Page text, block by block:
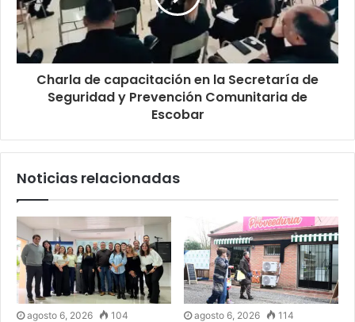
Charla de capacitación en la Secretaría de
Seguridad y Prevención Comunitaria de
Escobar
Noticias relacionadas
agosto 6, 2026 104 agosto 6, 2026 114